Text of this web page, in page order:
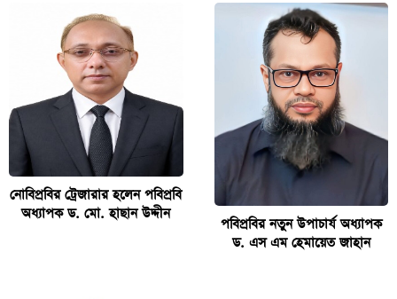
নোবিপ্রবির ট্রেজারার হলেন পবিপ্রবি
অধ্যাপক ড. মো. হাছান উদ্দীন
পবিপ্রবির নতুন উপাচার্য অধ্যাপক
ড. এস এম হেমায়েত জাহান